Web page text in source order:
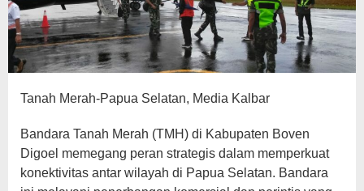
Tanah Merah-Papua Selatan, Media Kalbar
Bandara Tanah Merah (TMH) di Kabupaten Boven
Digoel memegang peran strategis dalam memperkuat
konektivitas antar wilayah di Papua Selatan. Bandara